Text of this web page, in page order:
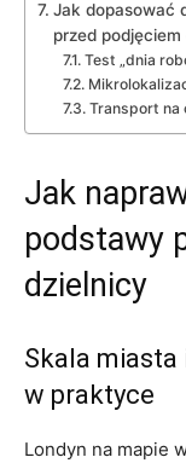
Jak dopasować
przed
Test „dnia
Transport na
Jak
podstawy
dzielnicy
Skala
w praktyce
Londyn na mapie